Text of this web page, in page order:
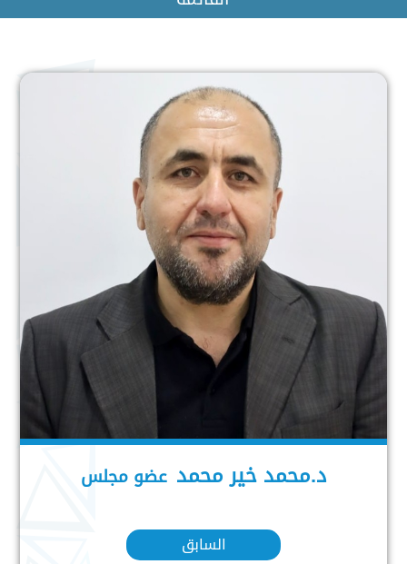
د.محمد خير محمد عضو مجلس
السابق